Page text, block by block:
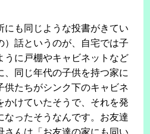
にも同じような投書がきてい
）話というのが、自宅では子
うに戸棚やキャビネットなど
、同じ年代の子供を持つ家に
供たちがシンク下のキャビネ
かけていたそうで、それを発
なったそうなんです。お友達